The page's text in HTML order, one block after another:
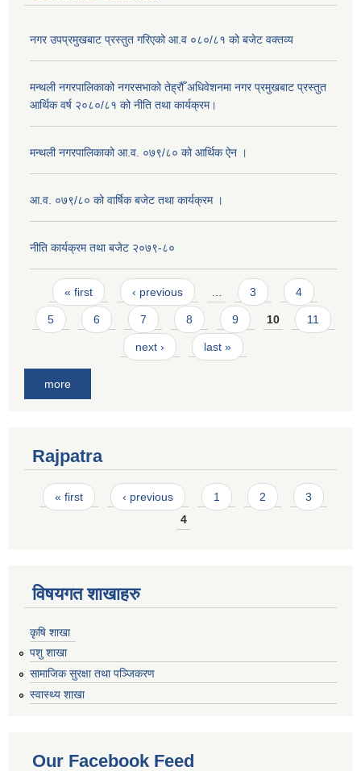
नगर उपप्रमुखबाट प्रस्तुत गरिएको आ.व ०८०/८१ को बजेट वक्तव्य
मन्थली नगरपालिकाको नगरसभाको तेह्रौँ अधिवेशनमा नगर प्रमुखबाट प्रस्तुत
आर्थिक वर्ष २०८०/८१ को नीति तथा कार्यक्रम।
मन्थली नगरपालिकाको आ.व. ०७९/८० को आर्थिक ऐन ।
आ.व. ०७९/८० को वार्षिक बजेट तथा कार्यक्रम ।
नीति कार्यक्रम तथा बजेट २०७९-८०
Pages
« first ‹ previous 3 4
5 6 7 8 9 10 11
next › last »
more
Rajpatra
Pages
« first ‹ previous 1 2
3
4
विषयगत शाखाहरु
कृषि शाखा
पशु शाखा
सामाजिक सुरक्षा तथा पञ्जिकरण
स्वास्थ्य शाखा
Our Facebook Feed